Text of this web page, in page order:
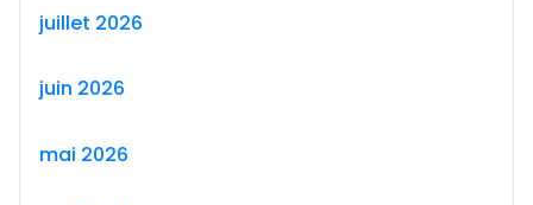
juillet 2026
juin 2026
mai 2026